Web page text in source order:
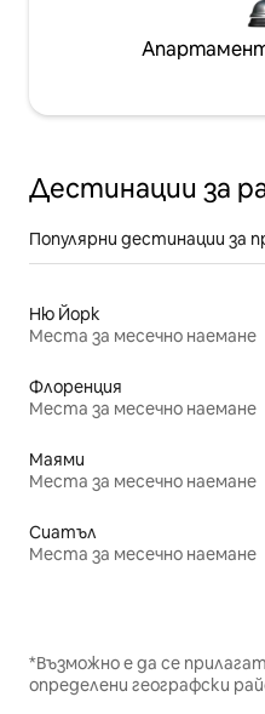
Дестинации за
Популярни дестинации за
Ню Йорк
Места за месечно наемане
Флоренция
Места за месечно наемане
Маями
Места за месечно наемане
Сиатъл
Места за месечно наемане
*Възможно е да се
определени географски